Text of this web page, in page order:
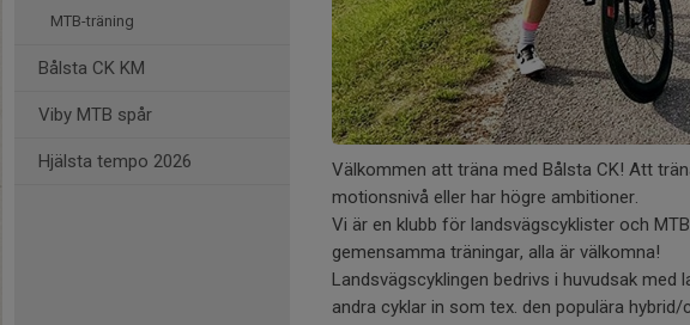
MTB-träning
Bålsta CK KM
Viby MTB spår
Hjälsta tempo 2026
Välkommen att träna med Bålsta CK! Att
motionsnivå eller har högre ambitioner.
Vi är en klubb för landsvägscyklister och
gemensamma träningar, alla är välkomna!
Landsvägscyklingen bedrivs i huvudsak
andra cyklar in som tex. den populära